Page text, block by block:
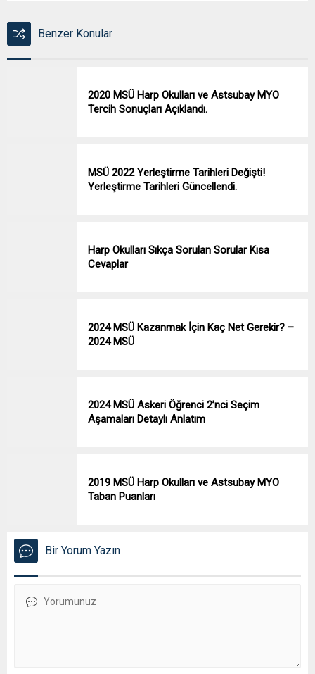
Benzer Konular
2020 MSÜ Harp Okulları ve Astsubay MYO
Tercih Sonuçları Açıklandı.
MSÜ 2022 Yerleştirme Tarihleri Değişti!
Yerleştirme Tarihleri Güncellendi.
Harp Okulları Sıkça Sorulan Sorular Kısa
Cevaplar
2024 MSÜ Kazanmak İçin Kaç Net Gerekir? –
2024 MSÜ
2024 MSÜ Askeri Öğrenci 2’nci Seçim
Aşamaları Detaylı Anlatım
2019 MSÜ Harp Okulları ve Astsubay MYO
Taban Puanları
Bir Yorum Yazın